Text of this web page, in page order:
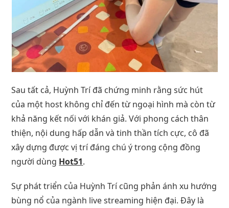
Sau tất cả, Huỳnh Trí đã chứng minh rằng sức hút
của một host không chỉ đến từ ngoại hình mà còn từ
khả năng kết nối với khán giả. Với phong cách thân
thiện, nội dung hấp dẫn và tinh thần tích cực, cô đã
xây dựng được vị trí đáng chú ý trong cộng đồng
người dùng Hot51.
Sự phát triển của Huỳnh Trí cũng phản ánh xu hướng
bùng nổ của ngành live streaming hiện đại. Đây là